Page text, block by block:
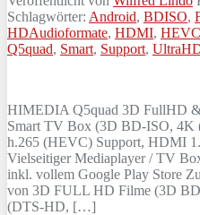
Schlagwörter: Android, BDISO,
HDAudioformate, HDMI, HEVC
Q5quad, Smart, Support,
HIMEDIA Q5quad 3D FullHD
Smart TV Box (3D BD-ISO,
h.265 (HEVC) Support, HDMI
Vielseitiger Mediaplayer / TV
inkl. vollem Google Play Store
von 3D FULL HD Filme (3D
(DTS-HD, […]